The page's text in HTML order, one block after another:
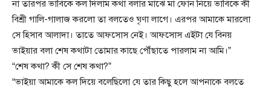
না তারপর ভাবিকে কল দিলাম কথা বলার মাঝে মা ফোন নিয়ে ভাবিকে কী
বিশ্রী গালি-গালাজ করলো তা বলতেও ঘৃণা লাগে। এরপর আমাকে মারলো
সে হিসাব আলাদা। তাতে আফসোস নেই। আফসোস এইটা যে বিনয়
ভাইয়ার বলা শেষ কথাটা তোমার কাছে পৌঁছাতে পারলাম না আমি।”
“শেষ কথা? কী সে শেষ কথা?”
“ভাইয়া আমাকে কল দিয়ে বলেছিলো যে তার কিছু হলে আপনাকে বলতে